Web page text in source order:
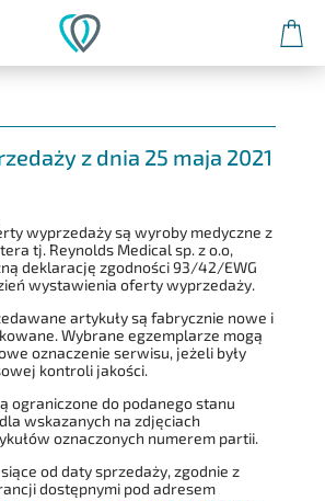
z dnia 25 maja 2021
wyprzedaży są wyroby medyczne z
tj. Reynolds Medical sp. z o.o,
deklarację zgodności 93/42/EWG
wystawienia oferty wyprzedaży.
artykuły są fabrycznie nowe i
Wybrane egzemplarze mogą
oznaczenie serwisu, jeżeli były
kontroli jakości.
ograniczone do podanego stanu
wskazanych na zdjęciach
oznaczonych numerem partii.
od daty sprzedaży, zgodnie z
dostępnymi pod adresem